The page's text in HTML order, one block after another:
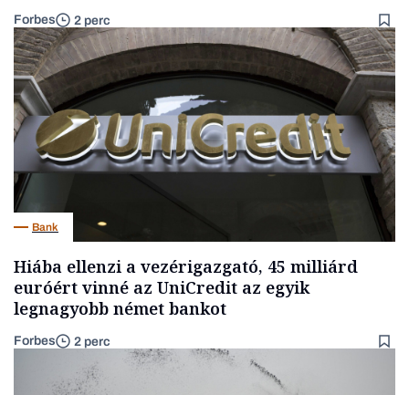
Forbes 2 perc
Bank
Hiába ellenzi a vezérigazgató, 45 milliárd
euróért vinné az UniCredit az egyik
legnagyobb német bankot
Forbes 2 perc